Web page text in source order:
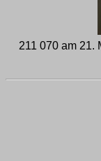
211 070 am 21.